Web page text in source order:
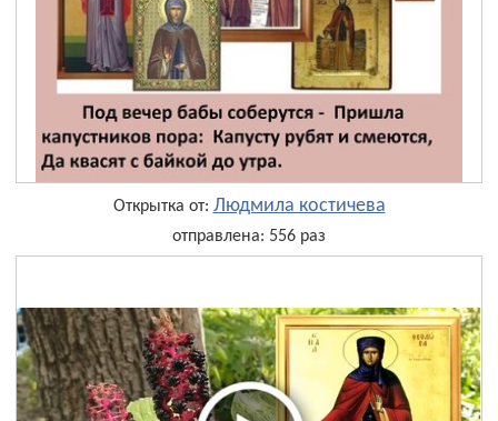
Открытка от: Людмила костичева
отправлена: 556 раз